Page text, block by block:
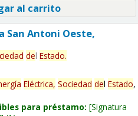
al carrito
San Antoni Oeste,
del Estado.
Eléctrica, Sociedad del Estado,
para préstamo: Signatura